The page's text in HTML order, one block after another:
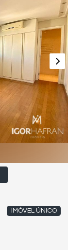
IMÓVEL ÚNICO